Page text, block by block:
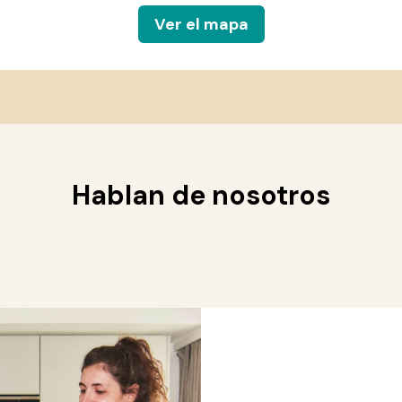
Ver el mapa
Hablan de nosotros